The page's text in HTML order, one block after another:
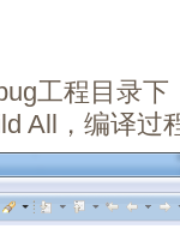
工程目录
All，编译过